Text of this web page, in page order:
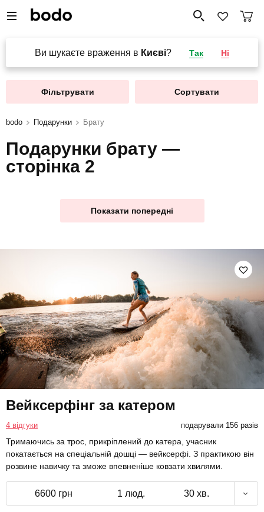
Ви шукаєте враження в Києві? Так Ні
Фільтрувати Сортувати
bodo Подарунки Брату
Подарунки брату —
сторінка 2
Показати попередні
Вейксерфінг за катером
4 відгуки подарували 156 разів
Тримаючись за трос, прикріплений до катера, учасник
покатається на спеціальній дошці — вейксерфі. З практикою він
розвине навичку та зможе впевненіше ковзати хвилями.
6600 грн 1 люд. 30 хв.